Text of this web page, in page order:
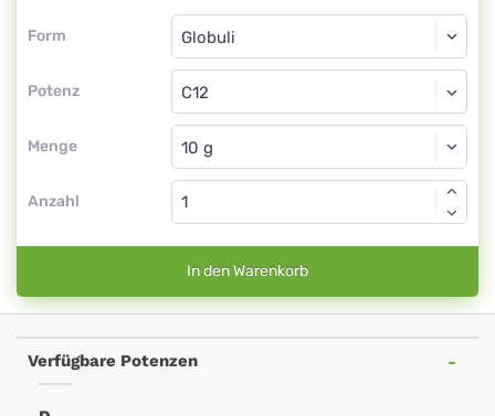
Form
Form
Potenz
Globuli
C12
Menge
Globuli
Anzahl
In den Warenkorb
Verfügbare Potenzen